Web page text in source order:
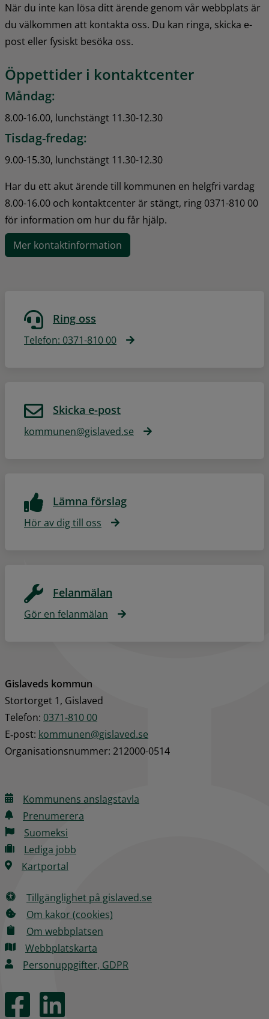
När du inte kan lösa ditt ärende genom vår webbplats är
du välkommen att kontakta oss. Du kan ringa, skicka e-
post eller fysiskt besöka oss.
Öppettider i kontaktcenter
Måndag:
8.00-16.00, lunchstängt 11.30-12.30
Tisdag-fredag:
9.00-15.30, lunchstängt 11.30-12.30
Har du ett akut ärende till kommunen en helgfri vardag
8.00-16.00 och kontaktcenter är stängt, ring 0371-810 00
för information om hur du får hjälp.
Mer kontaktinformation
Ring oss
Telefon: 0371-810 00
Skicka e-post
kommunen@gislaved.se
Lämna förslag
Hör av dig till oss
Felanmälan
Gör en felanmälan
Gislaveds kommun
Stortorget 1, Gislaved
Telefon: 0371-810 00
E‑post: kommunen@gislaved.se
Organisationsnummer: 212000-0514
Kommunens anslagstavla
Prenumerera
Suomeksi
Lediga jobb
Kartportal
Tillgänglighet på gislaved.se
Om kakor (cookies)
Om webbplatsen
Webbplatskarta
Personuppgifter, GDPR